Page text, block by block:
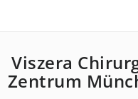
Viszera
Zentrum